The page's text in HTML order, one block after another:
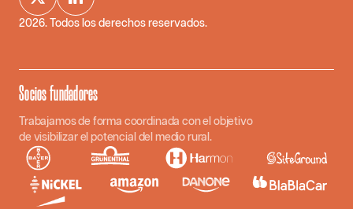
2026. Todos los derechos reservados.
Socios fundadores
Trabajamos de forma coordinada con el objetivo
de visibilizar el potencial del medio rural.